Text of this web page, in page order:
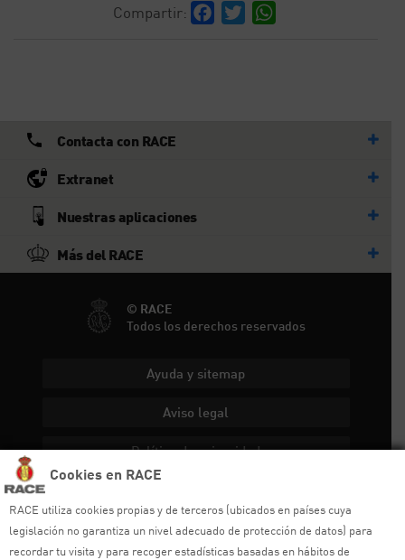
Cookies en RACE
RACE utiliza cookies propias y de terceros (ubicados en países cuya
legislación no garantiza un nivel adecuado de protección de datos) para
recordar tu visita y para recoger estadísticas basadas en hábitos de
Compartir: Facebook
Twitter
Contacta con RACE
Extranet
Nuestras aplicaciones
Más del RACE
© RACE
Todos los derechos reservados
Ayuda y sitemap
Aviso legal
Política de privacidad
Política de venta